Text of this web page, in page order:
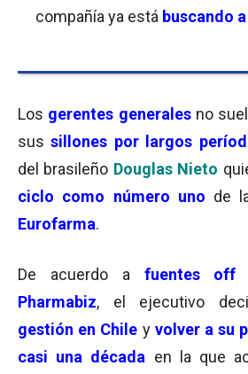
compañía ya está buscando
Los gerentes generalesno
sussillones por largos
del brasileño Douglas Nieto
ciclo como número uno de
Eurofarma.
De acuerdo a fuentes off
Pharmabiz, el ejecutivo
gestión en Chile y volver a su
casi una década en la que